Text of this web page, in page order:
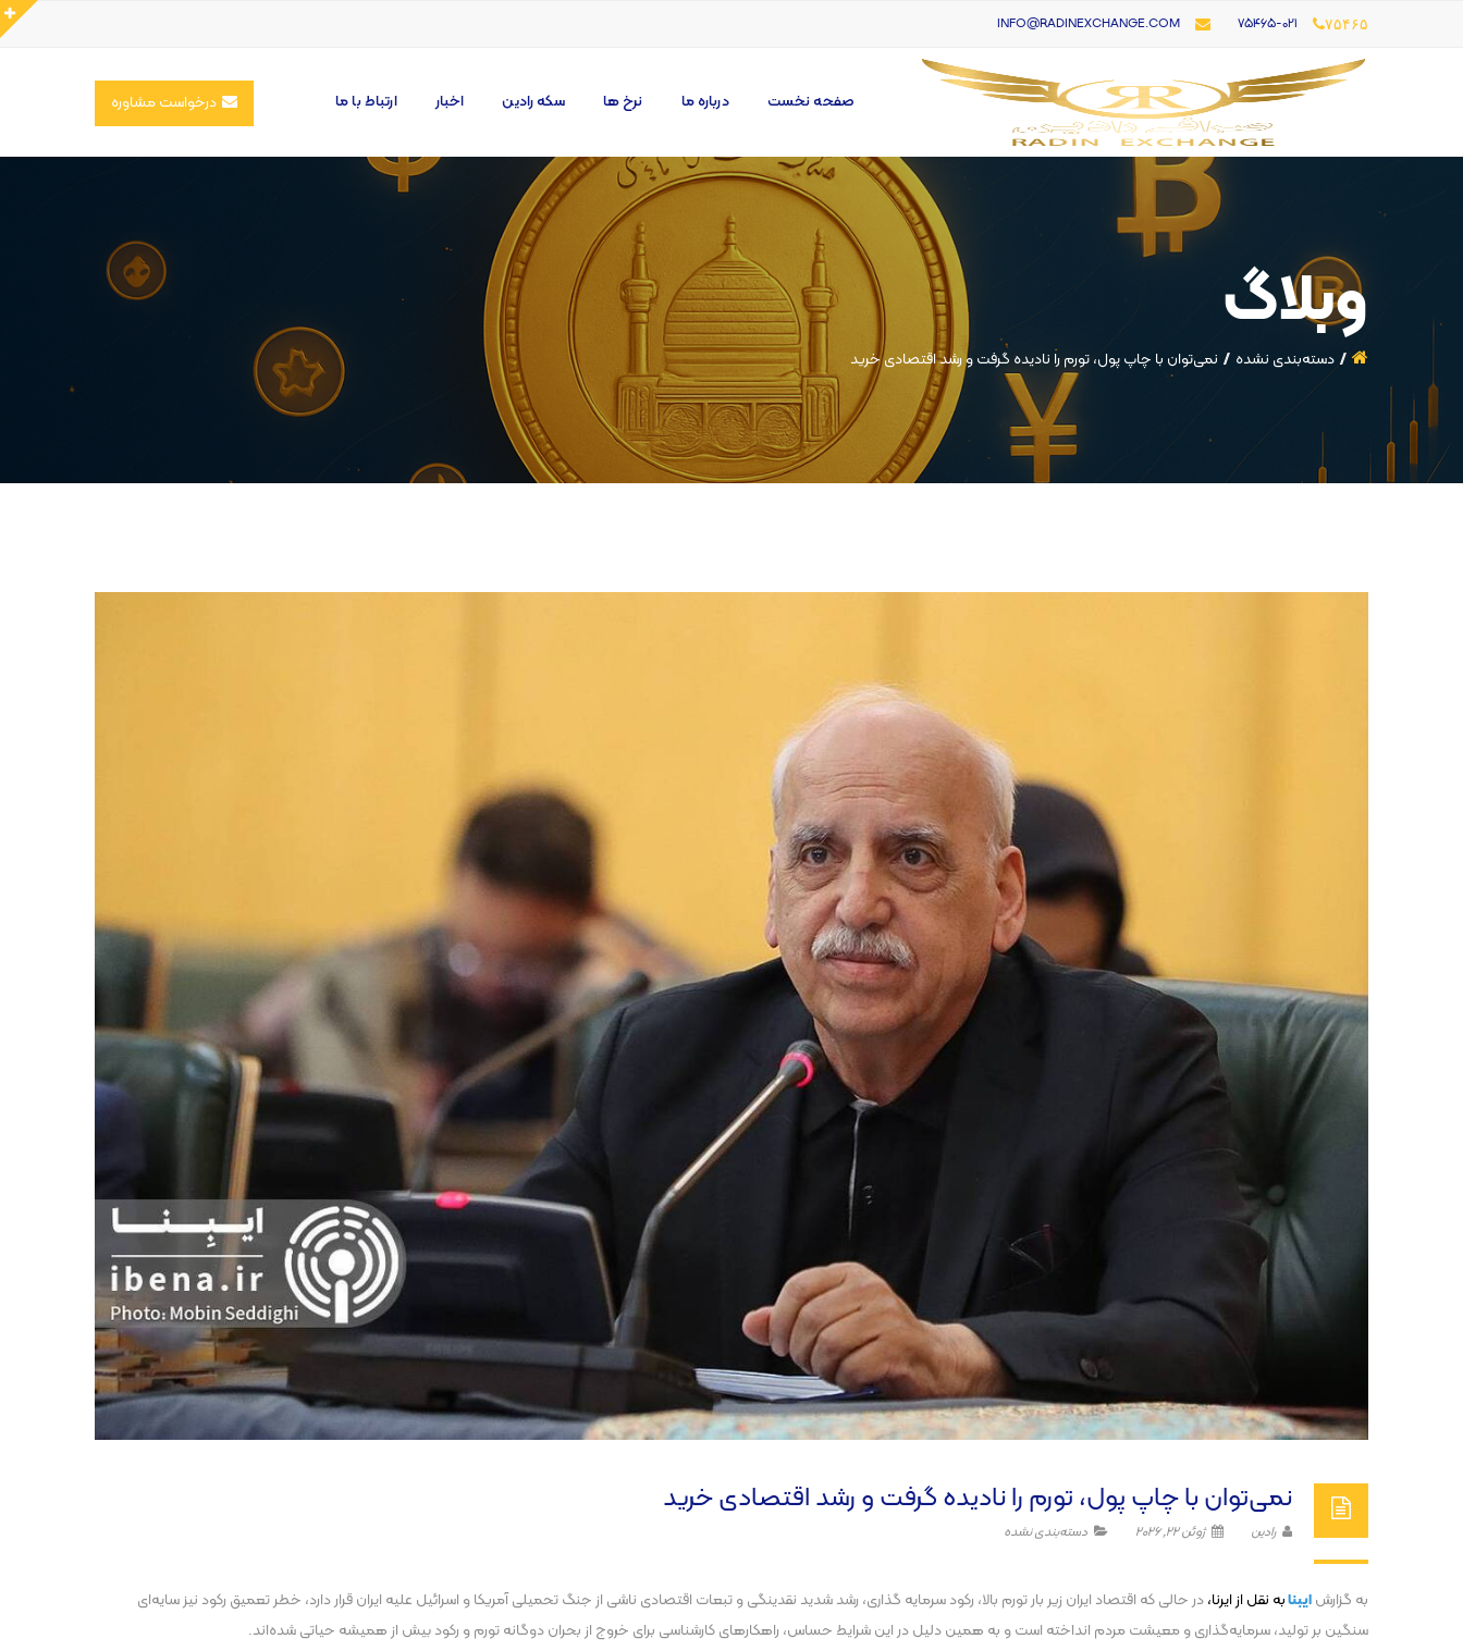
۷۵۴۶۵ INFO@RADINEXCHANGE.COM
صفحه نخست درباره ما نرخ ها سکه رادین اخبار ارتباط با ما درخواست مشاوره
وبلاگ
دسته‌بندی نشده نمی‌توان با چاپ پول، تورم را نادیده گرفت و رشد اقتصادی خرید
نمی‌توان با چاپ پول، تورم را نادیده گرفت و رشد اقتصادی خرید
رادین ژوئن 22, 2026 دسته‌بندی نشده
به گزارشایبنابه نقل از ایرنا،در حالی که اقتصاد ایران زیر بار تورم بالا، رکود سرمایه گذاری، رشد شدید نقدینگی و تبعات اقتصادی ناشی از جنگ تحمیلی آمریکا و اسرائیل علیه ایران قرار دارد، خطر تعمیق رکود نیز سایه‌ای
سنگین بر تولید، سرمایه‌گذاری و معیشت مردم انداخته است و به همین دلیل در این شرایط حساس، راهکار‌های کارشناسی برای خروج از بحران دوگانه تورم و رکود بیش از همیشه حیاتی شده‌اند.